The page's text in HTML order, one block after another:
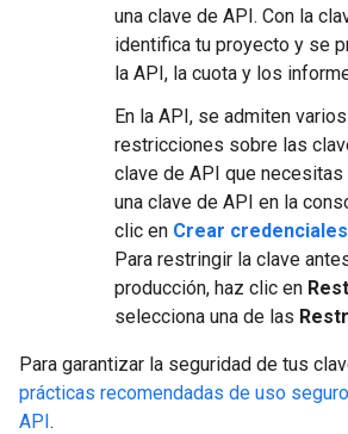
una clave de API. Con la
identifica tu proyecto y se
la API, la cuota y los
En la API, se admiten
restricciones sobre las
clave de API que necesitas
una clave de API en la
clic en Crear credenciales
Para restringir la clave
producción, haz clic en
selecciona una de las
Para garantizar la seguridad de tus
prácticas recomendadas de uso
API.